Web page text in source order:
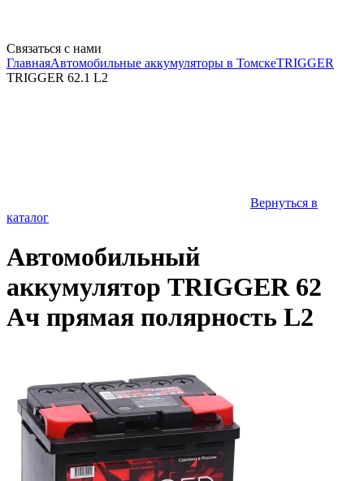
Связаться с нами
ГлавнаяАвтомобильные аккумуляторы в ТомскеTRIGGER
TRIGGER 62.1 L2
Вернуться в
каталог
Автомобильный
аккумулятор TRIGGER 62
Ач прямая полярность L2